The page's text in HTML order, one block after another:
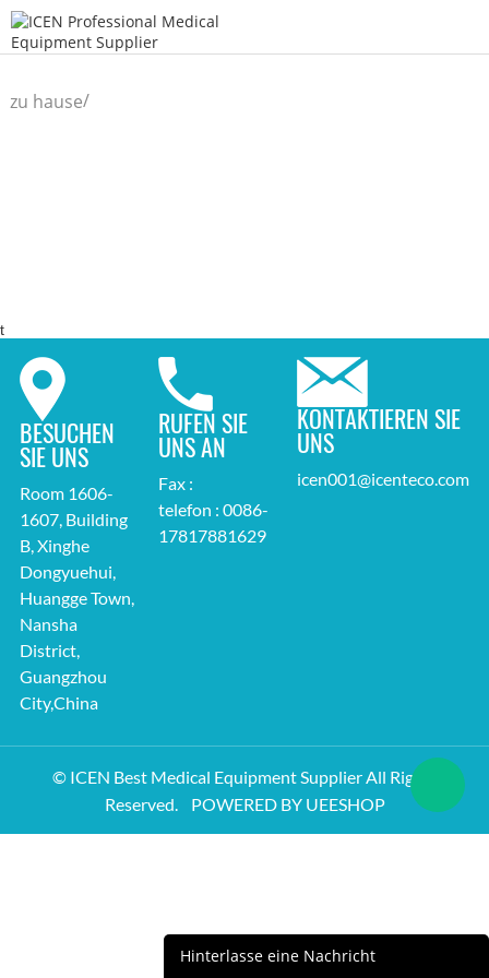
zu hause/
t
BESUCHEN
SIE UNS
Room 1606-
1607, Building
B, Xinghe
Dongyuehui,
Huangge Town,
Nansha
District,
Guangzhou
City,China
RUFEN SIE
UNS AN
Fax :
telefon : 0086-
17817881629
KONTAKTIEREN SIE
UNS
icen001@icenteco.com
© ICEN Best Medical Equipment Supplier All Rights
Reserved. POWERED BY UEESHOP
Hinterlasse eine Nachricht